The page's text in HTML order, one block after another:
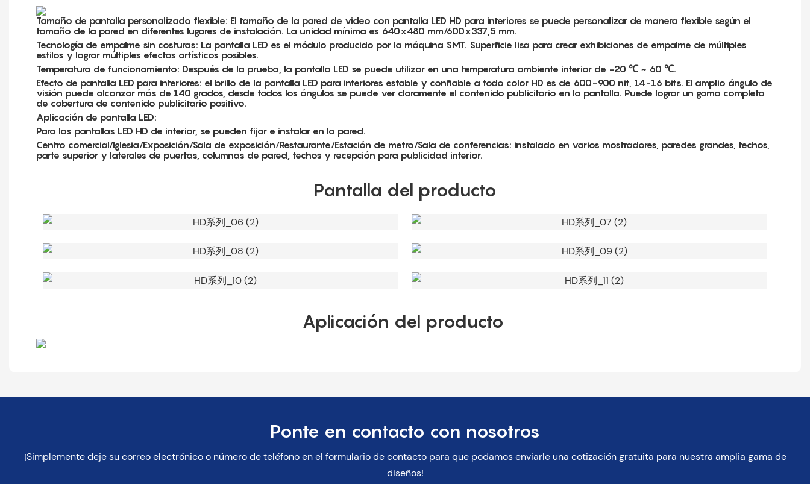
Tamaño de pantalla personalizado flexible: El tamaño de la pared de video con pantalla LED HD para interiores se puede personalizar de manera flexible según el
tamaño de la pared en diferentes lugares de instalación. La unidad mínima es 640x480 mm/600x337,5 mm.
Tecnología de empalme sin costuras: La pantalla LED es el módulo producido por la máquina SMT. Superficie lisa para crear exhibiciones de empalme de múltiples
estilos y lograr múltiples efectos artísticos posibles.
Temperatura de funcionamiento: Después de la prueba, la pantalla LED se puede utilizar en una temperatura ambiente interior de -20 ℃ ~ 60 ℃.
Efecto de pantalla LED para interiores: el brillo de la pantalla LED para interiores estable y confiable a todo color HD es de 600-900 nit, 14-16 bits. El amplio ángulo de
visión puede alcanzar más de 140 grados, desde todos los ángulos se puede ver claramente el contenido publicitario en la pantalla. Puede lograr un gama completa
de cobertura de contenido publicitario positivo.
Aplicación de pantalla LED:
Para las pantallas LED HD de interior, se pueden fijar e instalar en la pared.
Centro comercial/Iglesia/Exposición/Sala de exposición/Restaurante/Estación de metro/Sala de conferencias: instalado en varios mostradores, paredes grandes, techos,
parte superior y laterales de puertas, columnas de pared, techos y recepción para publicidad interior.
Pantalla del producto
Aplicación del producto
Ponte en contacto con nosotros
¡Simplemente deje su correo electrónico o número de teléfono en el formulario de contacto para que podamos enviarle una cotización gratuita para nuestra amplia gama de
diseños!